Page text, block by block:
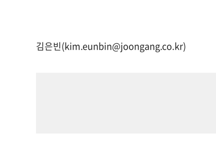
김은빈(kim.eunbin@joongang.co.kr)